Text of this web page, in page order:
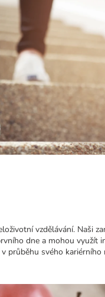
vzdělávání. Naši
dne a mohou využít
průběhu svého